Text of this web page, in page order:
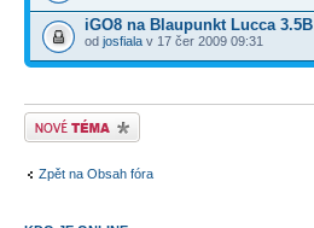
iGO8 na Blaupunkt Lucca 3.5B
od josfiala v 17 čer 2009 09:31
Odeslat nové téma
Zpět na Obsah fóra